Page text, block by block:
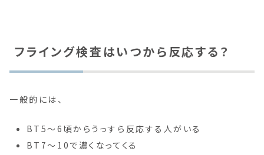
フライング検査はいつから反応する？
一般的には、
BT5〜6頃からうっすら反応する人がいる
BT7〜10で濃くなってくる